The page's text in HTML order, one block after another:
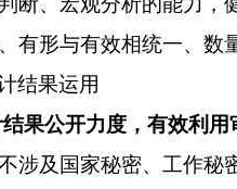
有形与有效相统一、数
结果运用
果公开力度，有效利用
涉及国家秘密、工作秘